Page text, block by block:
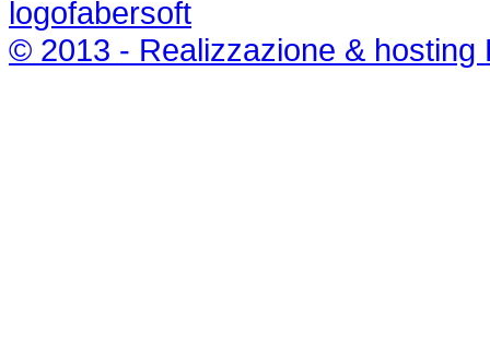
© 2013 - Realizzazione & hosting